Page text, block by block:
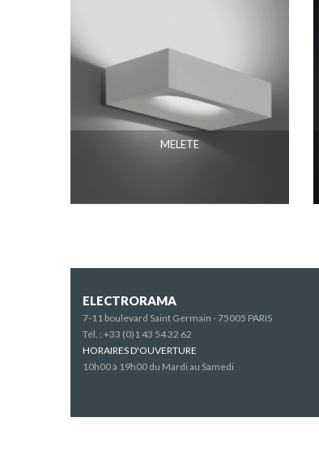
MELETE
ELECTRORAMA
7-11 boulevard Saint Germain - 75005 PARIS
Tél. : +33 (0)1 43 54 32 62
HORAIRES D'OUVERTURE
10h00 à 19h00 du Mardi au Samedi